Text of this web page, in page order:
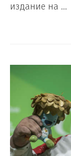
издание на …